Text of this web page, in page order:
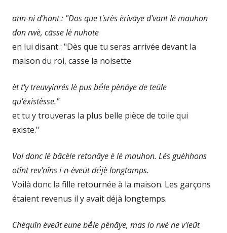
ann-ni d'hant : "Dos que t'srès èrivāye d'vant lè mauhon
don rwè, cāsse lè nuhote
en lui disant : "Dès que tu seras arrivée devant la
maison du roi, casse la noisette
èt t'y treuvyinrés lè pus bḗle pènāye de teūle
qu'èxistèsse."
et tu y trouveras la plus belle pièce de toile qui
existe."
Vol donc lè bācèle retonāye è lè mauhon. Lés guèhhons
otînt rev'nîns i-n-èveūt dḗjè longtamps.
Voilà donc la fille retournée à la maison. Les garçons
étaient revenus il y avait déjà longtemps.
Chèquîn èveūt eune bḗle pènāye, mas lo rwè ne v'leūt